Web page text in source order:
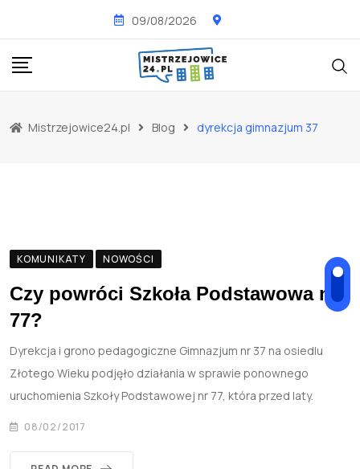
content
09/08/2026
Mistrzejowice24.pl Blog dyrekcja gimnazjum 37
KOMUNIKATY NOWOŚCI
Czy powróci Szkoła Podstawowa nr
77?
Dyrekcja i grono pedagogiczne Gimnazjum nr 37 na osiedlu
Złotego Wieku podjęło działania w sprawie ponownego
uruchomienia Szkoły Podstawowej nr 77, która przed laty.
08/02/2017